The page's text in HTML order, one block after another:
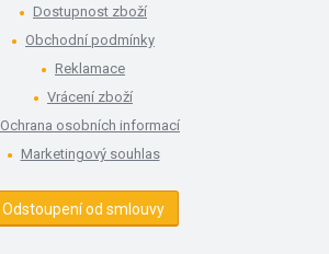
Dostupnost zboží
Obchodní podmínky
Reklamace
Vrácení zboží
Ochrana osobních informací
Marketingový souhlas
Odstoupení od smlouvy